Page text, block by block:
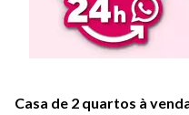
Casa de 2 quartos à